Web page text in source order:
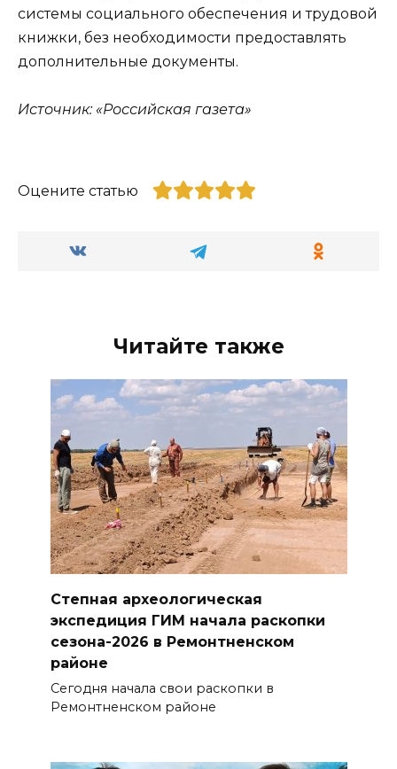
системы социального обеспечения и трудовой
книжки, без необходимости предоставлять
дополнительные документы.
Источник: «Российская газета»
Оцените статью
Читайте также
Степная археологическая
экспедиция ГИМ начала раскопки
сезона-2026 в Ремонтненском
районе
Сегодня начала свои раскопки в
Ремонтненском районе